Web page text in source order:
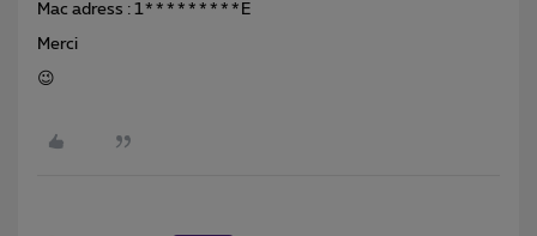
Mac adress : 1*********E
Merci
😉